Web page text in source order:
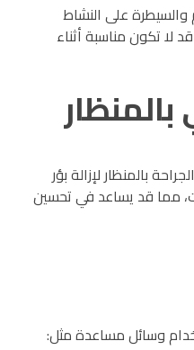
والسيطرة على النشاط
لا تكون مناسبة أثناء
بالمنظار
بالمنظار لإزالة بؤر
مما قد يساعد في تحسين
وسائل مساعدة مثل: